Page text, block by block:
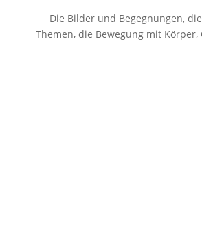
Die Bilder und Begegnungen,
Themen, die Bewegung mit Körper,